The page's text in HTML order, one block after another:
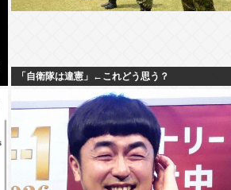
「自衛隊は違憲」←これどう思う？